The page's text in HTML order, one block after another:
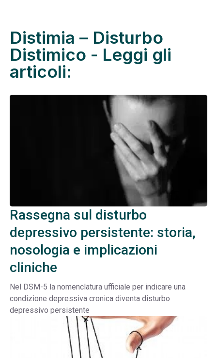
Distimia – Disturbo
Distimico - Leggi gli
articoli:
Rassegna sul disturbo
depressivo persistente: storia,
nosologia e implicazioni
cliniche
Nel DSM-5 la nomenclatura ufficiale per indicare una
condizione depressiva cronica diventa disturbo
depressivo persistente